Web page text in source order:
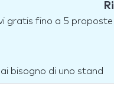
gratis fino a 5
bisogno di uno stand